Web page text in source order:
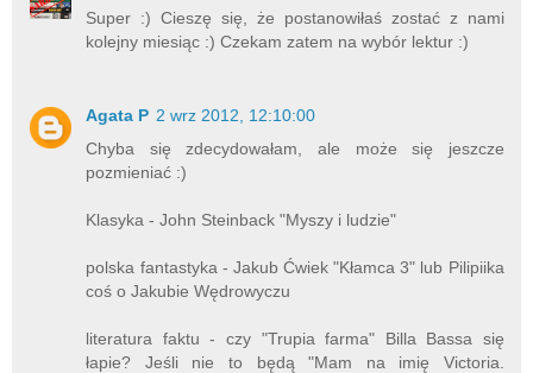
Super :) Cieszę się, że postanowiłaś zostać z nami
kolejny miesiąc :) Czekam zatem na wybór lektur :)
Agata P 2 wrz 2012, 12:10:00
Chyba się zdecydowałam, ale może się jeszcze
pozmieniać :)
Klasyka - John Steinback "Myszy i ludzie"
polska fantastyka - Jakub Ćwiek "Kłamca 3" lub Pilipiika
coś o Jakubie Wędrowyczu
literatura faktu - czy "Trupia farma" Billa Bassa się
łapie? Jeśli nie to będą "Mam na imię Victoria.